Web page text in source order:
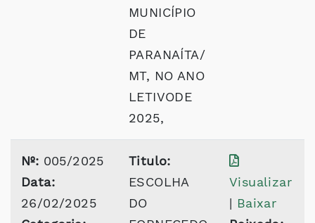
MUNICÍPIO
DE
PARANAÍTA/
MT, NO ANO
LETIVODE
2025,
Nº: 005/2025
Data:
26/02/2025
Titulo:
ESCOLHA
DO
Visualizar
| Baixar